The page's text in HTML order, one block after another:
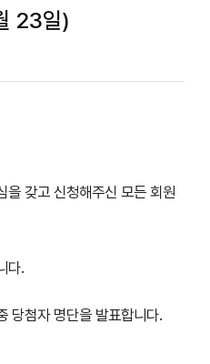
23일)
을 갖고 신청해주신 모든 회원
다.
당첨자 명단을 발표합니다.